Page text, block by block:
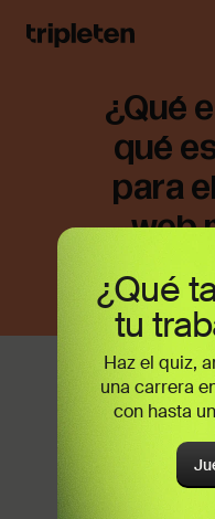
¿Qué
qué
para
web
PHP es un
interpretado de
lo largo de dos
simple
de
¿Qué
tu
Haz el quiz,
una carrera
con hasta